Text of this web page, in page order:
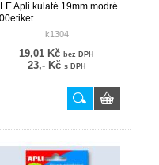
Apli kulaté 19mm modré
k1304
19,01 Kč bez DPH
23,- Kč s DPH